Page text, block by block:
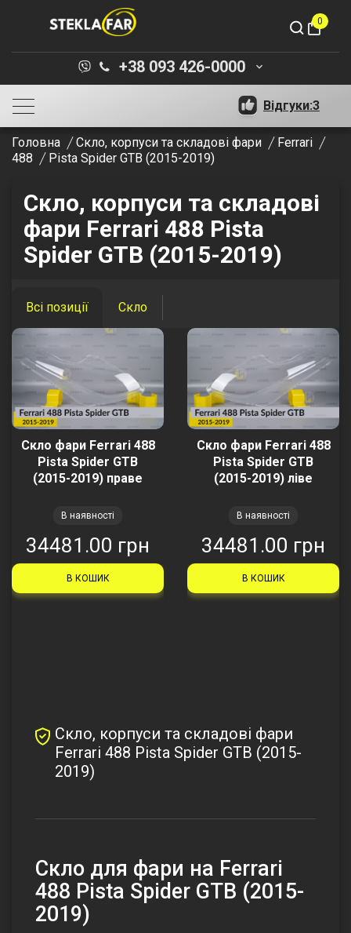
shopping_bag
0
+38 093 426-0000 keyboard_arrow_down
Відгуки:3
Головна Скло, корпуси та складові фари
Ferrari
488
Pista Spider GTB (2015-2019)
Скло, корпуси та складові
фари Ferrari 488 Pista
Spider GTB (2015-2019)
Всі позиції Скло
Скло фари Ferrari 488
Pista Spider GTB
(2015-2019) праве
В наявності
34481.00 грн
В КОШИК
Скло фари Ferrari 488
Pista Spider GTB
(2015-2019) ліве
В наявності
34481.00 грн
В КОШИК
Скло, корпуси та складові фари
Ferrari 488 Pista Spider GTB (2015-
2019)
Скло для фари на Ferrari
488 Pista Spider GTB (2015-
2019)